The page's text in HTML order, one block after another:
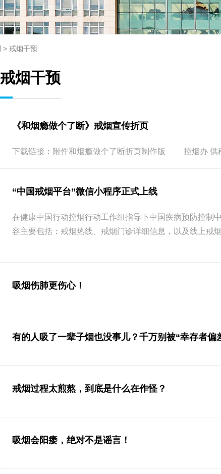
> 戒烟干预
戒烟干预
《和烟瘾做个了断》戒烟宣传折页
下载链接：附件和烟瘾做个了断折页制作版 控烟办 供
“中国戒烟平台”微信小程序正式上线
在健康中国行动控烟行动工作组指导下中国疾病预防控制
容主要包括：戒烟热线、戒烟门诊详细信息，以及线上
吸烟伤肺更伤心！
有的人吸了一辈子烟也没事儿？千万别被“幸存者偏
戒烟过程太煎熬，到底是什么在作怪？
吸烟会阳痿，绝对不是谣言！